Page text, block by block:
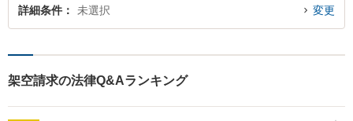
詳細条件 未選択 変更
架空請求の法律Q&Aランキング